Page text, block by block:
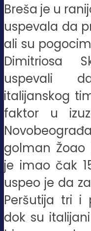
Breša je u
uspevala da
ali su
Dimitriosa
uspevali
italijanskog
faktor u
golman Žoao
je imao čak
uspeo je da
Peršutija tri i
dok su